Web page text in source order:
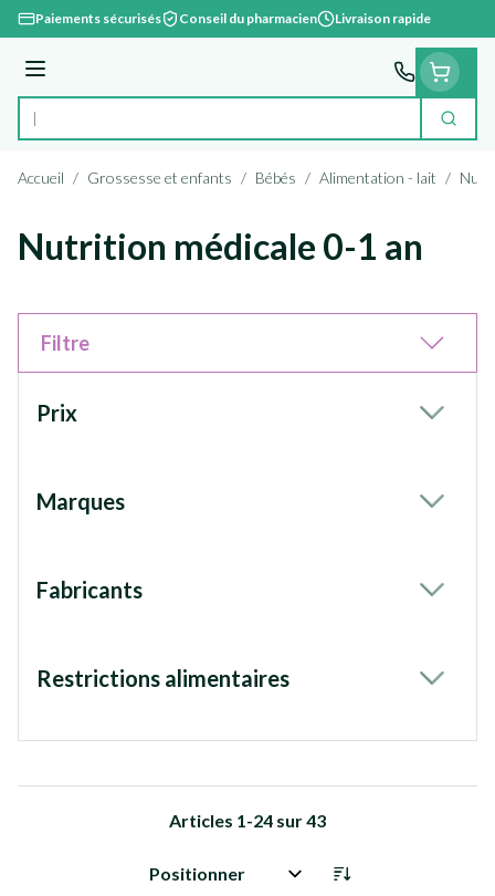
Aller au contenu
Paiements sécurisés Conseil du pharmacien Livraison rapide
Menu
Rechercher
Accueil / Grossesse et enfants / Bébés / Alimentation - lait /
Nutrition médicale 0-1 an
Filtre
Prix
Marques
Fabricants
Restrictions alimentaires
Articles 1-24 sur43
Trier par: